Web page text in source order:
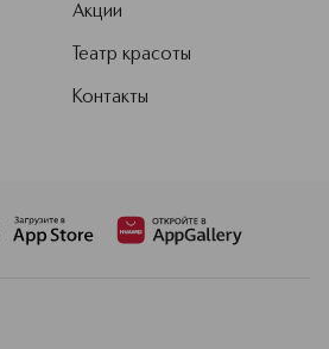
Акции
Театр красоты
Контакты